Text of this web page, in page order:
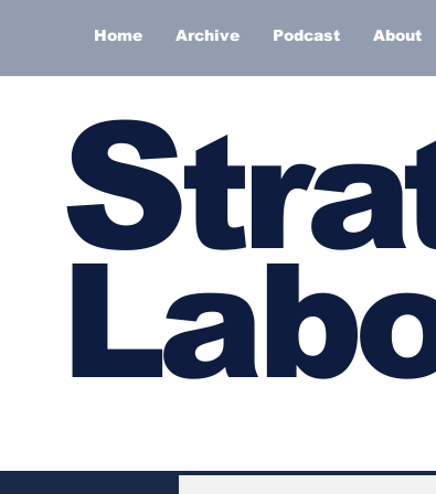
Home Archive Podcast About
S